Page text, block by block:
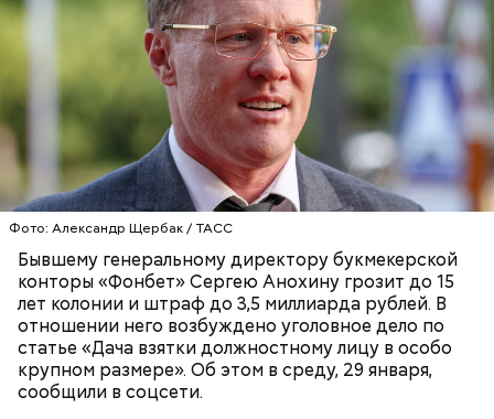
Фото: Александр Щербак / ТАСС
Бывшему генеральному директору букмекерской
конторы «Фонбет» Сергею Анохину грозит до 15
лет колонии и штраф до 3,5 миллиарда рублей. В
отношении него возбуждено уголовное дело по
статье «Дача взятки должностному лицу в особо
крупном размере». Об этом в среду, 29 января,
сообщили в соцсети.
Первой жертвой Миссюры была его девушка.
Именно на ней молодой человек впервые испытал
химикаты, купленные в интернет-магазине. 13
января 2024 года он подсыпал дихлорэтан в
коктейль возлюбленной, отчего у нее случился
инсульт. Девушка неделюпровела в коме, а после
выписки из больницы узнала, что Миссюра
оформил на нее несколько кредитов.
Вскоре в качестве главного подозреваемого в
убийстве спортсмена арестовали его 18-летнего
знакомого Надырхана Кадирханова. На допросе он
признал вину и показал следователям, как именно
совершил преступление и где спрятал оружие, из
которого застрелил Мутаева.